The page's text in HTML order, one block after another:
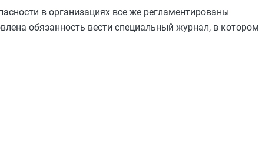
в организациях все же регламентированы
обязанность вести специальный журнал, в котором